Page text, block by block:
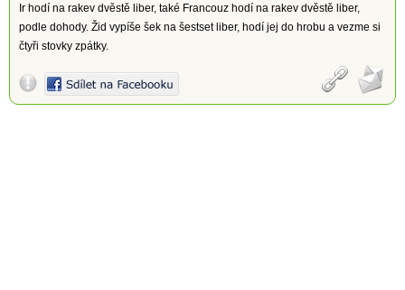
Ir hodí na rakev dvěstě liber, také Francouz hodí na rakev dvěstě liber,
podle dohody. Žid vypíše šek na šestset liber, hodí jej do hrobu a vezme si
čtyři stovky zpátky.